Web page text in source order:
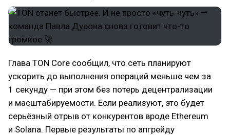
Глава TON Core сообщил, что сеть планируют
ускорить до выполнения операций меньше чем за
1 секунду — при этом без потерь децентрализации
и масштабируемости. Если реализуют, это будет
серьёзный отрыв от конкурентов вроде Ethereum
и Solana. Первые результаты по апгрейду